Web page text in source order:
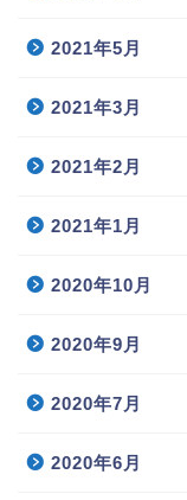
2021年5月
2021年3月
2021年2月
2021年1月
2020年10月
2020年9月
2020年7月
2020年6月